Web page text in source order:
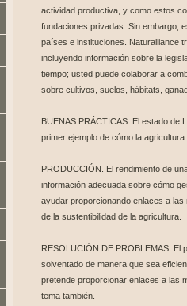
actividad productiva, y como estos
fundaciones privadas. Sin embargo,
países e instituciones. Naturalliance
incluyendo información sobre la
tiempo; usted puede colaborar a
sobre cultivos, suelos, hábitats,
BUENAS PRÁCTICAS. El estado de
primer ejemplo de cómo la
PRODUCCIÓN. El rendimiento de
información adecuada sobre cómo
ayudar proporcionando enlaces a
de la sustentibilidad de la agricultura.
RESOLUCIÓN DE PROBLEMAS. El
solventado de manera que sea
pretende proporcionar enlaces a las
tema también.